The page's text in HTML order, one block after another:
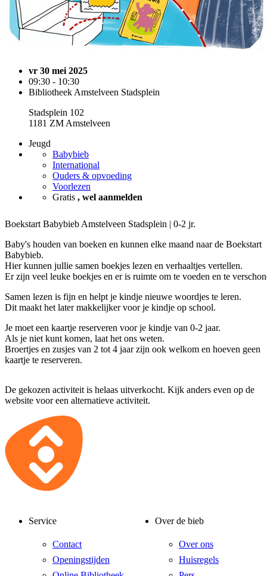
vr 30 mei 2025
09:30 - 10:30
Bibliotheek Amstelveen Stadsplein
Stadsplein 102
1181 ZM Amstelveen
Jeugd
Babybieb
International
Ouders & opvoeding
Voorlezen
Gratis , wel aanmelden
Boekstart Babybieb Amstelveen Stadsplein | 0-2 jr.
Baby's houden van boeken en kunnen elke maand naar de Boekstart
Babybieb.
Hier kunnen jullie samen boekjes lezen en verhaaltjes vertellen.
Er zijn veel leuke boekjes en er is ruimte om te voeden en te
Samen lezen is fijn en helpt je kindje nieuwe woordjes te leren.
Dit maakt het later makkelijker voor je kindje op school.
Je moet een kaartje reserveren voor je kindje van 0-2 jaar.
Als je niet kunt komen, laat het ons weten.
Broertjes en zusjes van 2 tot 4 jaar zijn ook welkom en hoeven geen
kaartje te reserveren.
De gekozen activiteit is helaas uitverkocht. Kijk anders even op de
website voor een alternatieve activiteit.
Service
Contact
Openingstijden
Over de bieb
Over ons
Huisregels